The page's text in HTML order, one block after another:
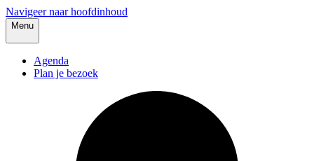
Navigeer naar hoofdinhoud
Menu
Agenda
Plan je bezoek